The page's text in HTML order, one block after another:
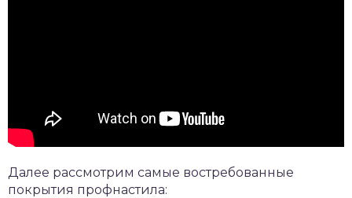
Далее рассмотрим самые востребованные
покрытия профнастила: